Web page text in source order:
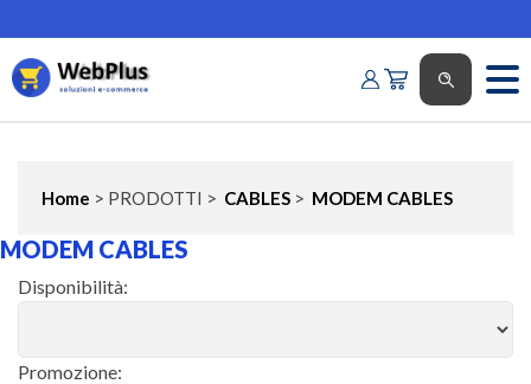
Home > PRODOTTI > CABLES > MODEM CABLES
MODEM CABLES
Disponibilità:
Promozione: